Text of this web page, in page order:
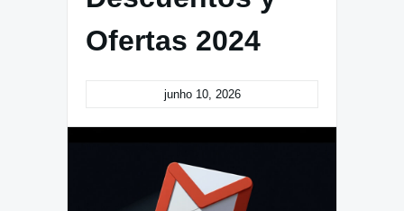
Ofertas 2024
junho 10, 2026